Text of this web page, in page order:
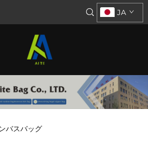
JA
バスバッグ